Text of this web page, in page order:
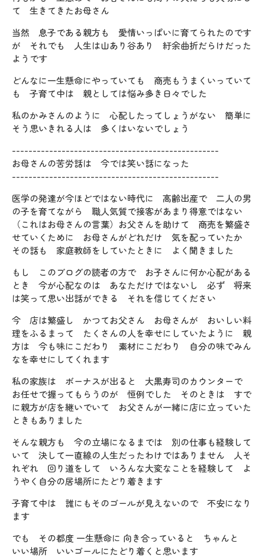
て 生きてきたお母さん
当然 息子である親方も 愛情いっぱいに育てられたのです
が それでも 人生は山あり谷あり 紆余曲折だらけだった
ようです
どんなに一生懸命にやっていても 商売もうまくいっていて
も 子育て中は 親としては悩み多き日々でした
私のかみさんのように 心配したってしょうがない 簡単に
そう思いきれる人は 多くはいないでしょう
--------------------------------------------------
お母さんの苦労話は 今では笑い話になった
--------------------------------------------------
医学の発達が今ほどではない時代に 高齢出産で 二人の男
の子を育てながら 職人気質で接客があまり得意ではない
（これはお母さんの言葉）お父さんを助けて 商売を繁盛さ
せていくために お母さんがどれだけ 気を配っていたか
その話も 家庭教師をしていたときに よく聞きました
もし このブログの読者の方で お子さんに何か心配がある
とき 今が心配なのは あなただけではないし 必ず 将来
は笑って思い出話ができる それを信じてください
今 店は繁盛し かつてお父さん お母さんが おいしい料
理をふるまって たくさんの人を幸せにしていたように 親
方は 今も味にこだわり 素材にこだわり 自分の味でみん
なを幸せにしてくれます
私の家族は ボーナスが出ると 大黒寿司のカウンターで
お任せで握ってもらうのが 恒例でした そのときは すで
に親方が店を継いでいて お父さんが一緒に店に立っていた
ときもありました
そんな親方も 今の立場になるまでは 別の仕事も経験して
いて 決して一直線の人生だったわけではありません 人そ
れぞれ 回り道をして いろんな大変なことを経験して よ
うやく自分の居場所にたどり着きます
子育て中は 誰にもそのゴールが見えないので 不安になり
ます
でも その都度 一生懸命に 向き合っていると ちゃんと
いい場所 いいゴールにたどり着くと思います